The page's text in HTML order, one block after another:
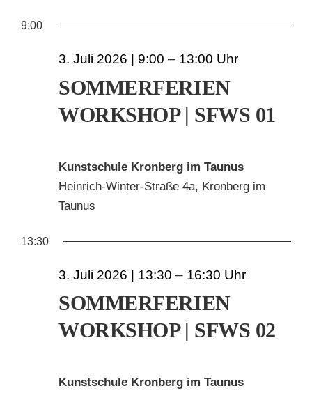
KRONBERGER MALERKOLONIE
SUCHE
FÜR
JULI
wählen.
9:00
SOMMERFERIEN
WORKSHOP | SFWS 01
3. Juli 2026 | 9:00 – 13:00
Kunstschule Kronberg im Taunus
Heinrich-Winter-Straße 4a, Kronberg im
Taunus
13:30
SOMMERFERIEN
WORKSHOP | SFWS 02
3. Juli 2026 | 13:30 – 16:30
Kunstschule Kronberg im Taunus